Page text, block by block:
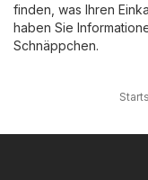
finden, was Ihren
haben Sie
Schnäppchen.